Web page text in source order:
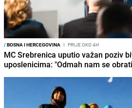
/BOSNA I HERCEGOVINA I PRIJE OKO 4H
MC Srebrenica uputio važan poziv
uposlenicima: "Odmah nam se